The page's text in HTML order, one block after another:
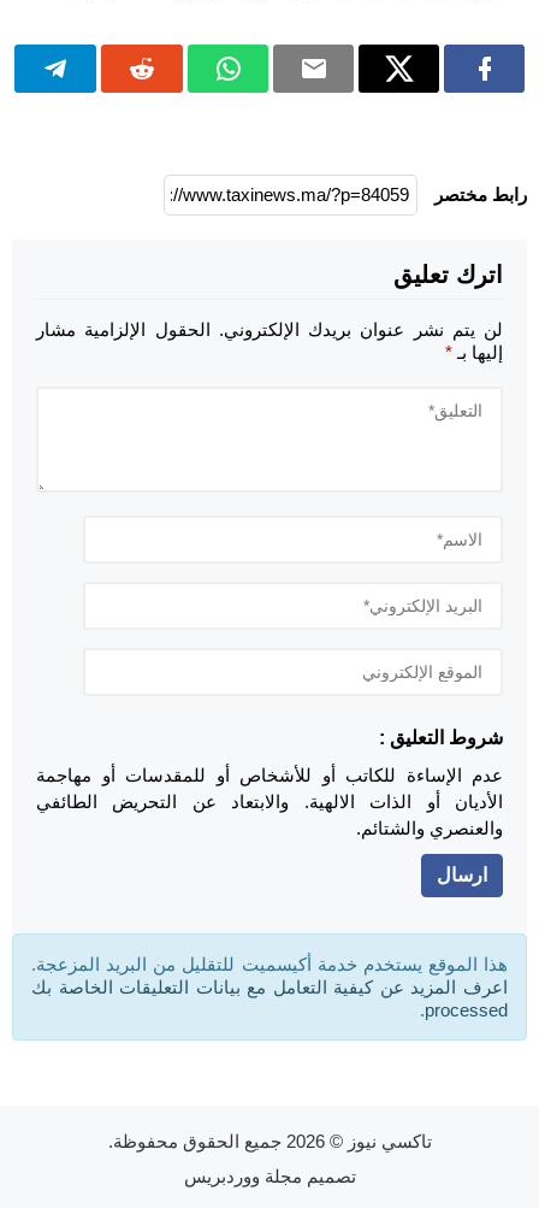
رابط مختصر
اترك تعليق
لن يتم نشر عنوان بريدك الإلكتروني. الحقول الإلزامية مشار
إليها بـ *
شروط التعليق :
عدم الإساءة للكاتب أو للأشخاص أو للمقدسات أو مهاجمة
الأديان أو الذات الالهية. والابتعاد عن التحريض الطائفي
والعنصري والشتائم.
هذا الموقع يستخدم خدمة أكيسميت للتقليل من البريد المزعجة.
اعرف المزيد عن كيفية التعامل مع بيانات التعليقات الخاصة بك
processed
.
تاكسي نيوز © 2026 جميع الحقوق محفوظة.
تصميم مجلة ووردبريس